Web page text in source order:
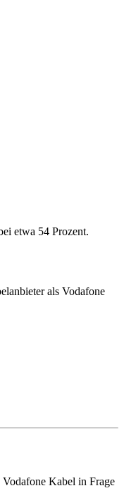
etwa 54 Prozent.
als Vodafone
Kabel in Frage